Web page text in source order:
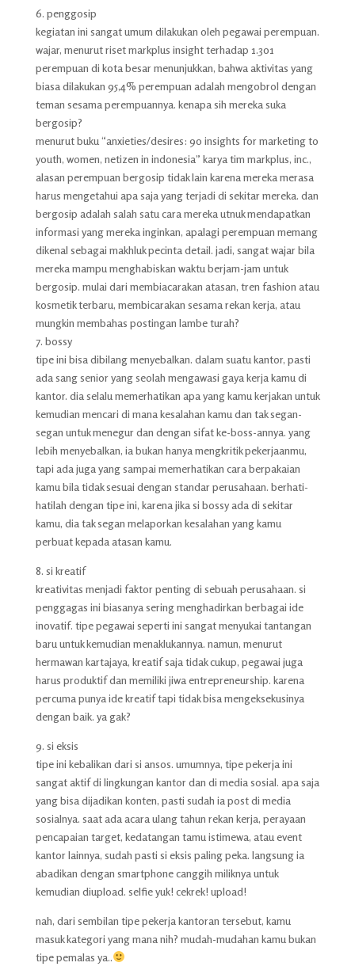
6. penggosip
kegiatan ini sangat umum dilakukan oleh pegawai perempuan.
wajar, menurut riset markplus insight terhadap 1.301
perempuan di kota besar menunjukkan, bahwa aktivitas yang
biasa dilakukan 95,4% perempuan adalah mengobrol dengan
teman sesama perempuannya. kenapa sih mereka suka
bergosip?
menurut buku “anxieties/desires: 90 insights for marketing to
youth, women, netizen in indonesia” karya tim markplus, inc.,
alasan perempuan bergosip tidak lain karena mereka merasa
harus mengetahui apa saja yang terjadi di sekitar mereka. dan
bergosip adalah salah satu cara mereka utnuk mendapatkan
informasi yang mereka inginkan, apalagi perempuan memang
dikenal sebagai makhluk pecinta detail. jadi, sangat wajar bila
mereka mampu menghabiskan waktu berjam-jam untuk
bergosip. mulai dari membiacarakan atasan, tren fashion atau
kosmetik terbaru, membicarakan sesama rekan kerja, atau
mungkin membahas postingan lambe turah?
7. bossy
tipe ini bisa dibilang menyebalkan. dalam suatu kantor, pasti
ada sang senior yang seolah mengawasi gaya kerja kamu di
kantor. dia selalu memerhatikan apa yang kamu kerjakan untuk
kemudian mencari di mana kesalahan kamu dan tak segan-
segan untuk menegur dan dengan sifat ke-boss-annya. yang
lebih menyebalkan, ia bukan hanya mengkritik pekerjaanmu,
tapi ada juga yang sampai memerhatikan cara berpakaian
kamu bila tidak sesuai dengan standar perusahaan. berhati-
hatilah dengan tipe ini, karena jika si bossy ada di sekitar
kamu, dia tak segan melaporkan kesalahan yang kamu
perbuat kepada atasan kamu.
8. si kreatif
kreativitas menjadi faktor penting di sebuah perusahaan. si
penggagas ini biasanya sering menghadirkan berbagai ide
inovatif. tipe pegawai seperti ini sangat menyukai tantangan
baru untuk kemudian menaklukannya. namun, menurut
hermawan kartajaya, kreatif saja tidak cukup, pegawai juga
harus produktif dan memiliki jiwa entrepreneurship. karena
percuma punya ide kreatif tapi tidak bisa mengeksekusinya
dengan baik. ya gak?
9. si eksis
tipe ini kebalikan dari si ansos. umumnya, tipe pekerja ini
sangat aktif di lingkungan kantor dan di media sosial. apa saja
yang bisa dijadikan konten, pasti sudah ia post di media
sosialnya. saat ada acara ulang tahun rekan kerja, perayaan
pencapaian target, kedatangan tamu istimewa, atau event
kantor lainnya, sudah pasti si eksis paling peka. langsung ia
abadikan dengan smartphone canggih miliknya untuk
kemudian diupload. selfie yuk! cekrek! upload!
nah, dari sembilan tipe pekerja kantoran tersebut, kamu
masuk kategori yang mana nih? mudah-mudahan kamu bukan
tipe pemalas ya..